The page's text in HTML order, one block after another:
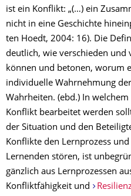
ist ein Konflikt: „(…) ein
nicht in eine Geschichte
ten Hoedt, 2004: 16). Die
deutlich, wie verschieden und
können und betonen, worum
individuelle Wahrnehmung
Wahrheiten. (ebd.) In
Konflikt bearbeitet werden
der Situation und den
Konflikte den Lernprozess
Lernenden stören, ist
gänzlich aus Lernprozessen
Konfliktfähigkeit und